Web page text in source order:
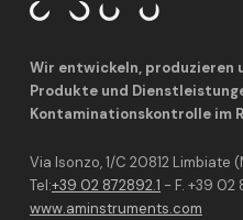
Wir entwickeln, produzieren
Produkte und
Kontaminationskontrolle im
Via Isonzo, 1/C 20812 Limbiate
Tel:+39 02 872892.1 - F. +39 02
www.aminstruments.com